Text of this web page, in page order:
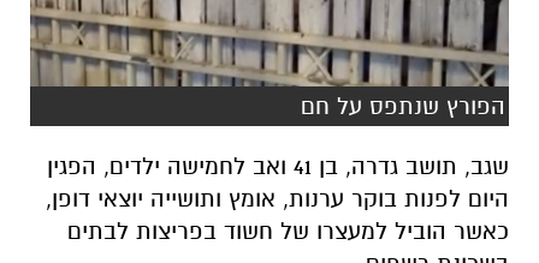
הפורץ שנתפס על חם
שגב, תושב גדרה, בן 41 ואב לחמישה ילדים, הפגין
היום לפנות בוקר ערנות, אומץ ותושייה יוצאי דופן,
כאשר הוביל למעצרו של חשוד בפריצות לבתים